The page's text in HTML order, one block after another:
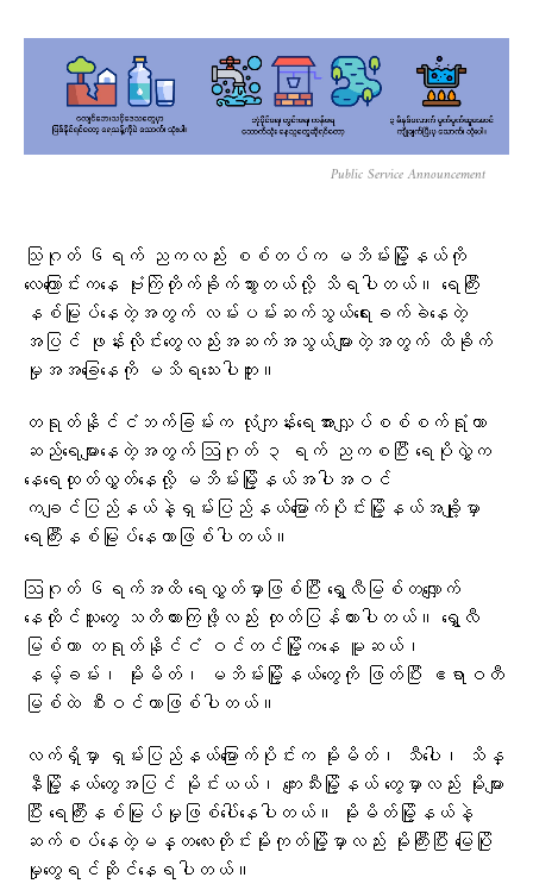
Public Service Announcement
သြဂုတ် ၆ရက် ညကလည်း စစ်တပ်က မဘိမ်းမြို့နယ်ကို
လေကြောင်းကနေ ဗုံးကြဲတိုက်ခိုက်သွားတယ်လို့ သိရပါတယ်။ ရေကြီး
နစ်မြုပ်နေတဲ့အတွက် လမ်းပမ်းဆက်သွယ်ရေးခက်ခဲနေတဲ့
အပြင် ဖုန်းလိုင်းတွေလည်းအဆက်အသွယ်များတဲ့အတွက် ထိခိုက်
မှုအအခြေနေကို မသိရသေးပါဘူး။
တရုတ်နိုင်ငံဘက်ခြမ်းက လုံကျန်းရေအားလျှပ်စစ်စက်ရုံဟာ
ဆည်ရေများနေတဲ့အတွက် ဩဂုတ် ၃ ရက် ညကစပြီး ရေပိုလွှဲက‌
နေရေထုတ်လွှတ်နေလို့ မဘိမ်းမြို့နယ်အပါအဝင်
ကချင်ပြည်နယ်နဲ့ရှမ်းပြည်နယ်မြောက်ပိုင်းမြို့နယ်အချို့မှာ
ရေကြီးနစ်မြုပ်နေတာဖြစ်ပါတယ်။
ဩဂုတ် ၆ရက်အထိ ရေလွှတ်မှာဖြစ်ပြီး ရွှေလီမြစ်တလျှောက်
နေထိုင်သူတွေ သတိထားကြဖို့လည်း ထုတ်ပြန်ထားပါတယ်။ ရွှေလီ
မြစ်ဟာ တရုတ်နိုင်ငံ ဝင်တင်မြို့ကနေ မူဆယ်၊
နမ့်ခမ်း၊ မိုးမိတ်၊ မဘိမ်းမြို့နယ်တွေကို ဖြတ်ပြီး ဧရာဝတီ
မြစ်ထဲ စီးဝင်တာဖြစ်ပါတယ်။
လက်ရှိမှာ ရှမ်းပြည်နယ်မြောက်ပိုင်းက မိုးမိတ်၊ သီပေါ၊ သိန္
နီမြို့နယ်တွေအပြင် မိုင်းယယ်၊ ကျေးသီးမြို့နယ်‌ တွေမှာလည်း မိုးများ
ပြီး ရေကြီးနစ်မြုပ်မှုဖြစ်ပေါ်နေပါတယ်။ မိုးမိတ်မြို့နယ်နဲ့
ဆက်စပ်နေတဲ့မန္တလေးတိုင်းမိုးကုတ်မြို့မှာလည်း မိုးကြီးပြီး မြေပြို
မှုတွေရင်ဆိုင်နေရပါတယ်။